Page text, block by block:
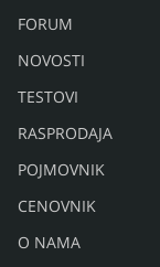
FORUM
NOVOSTI
TESTOVI
RASPRODAJA
POJMOVNIK
CENOVNIK
O NAMA